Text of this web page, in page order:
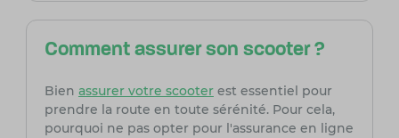
Comment assurer son scooter ?
Bien assurer votre scooterest essentiel pour
prendre la route en toute sérénité. Pour cela,
pourquoi ne pas opter pour l'assurance en ligne